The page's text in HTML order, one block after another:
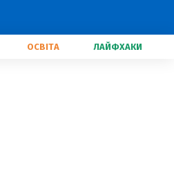
ОСВІТА ЛАЙФХАКИ